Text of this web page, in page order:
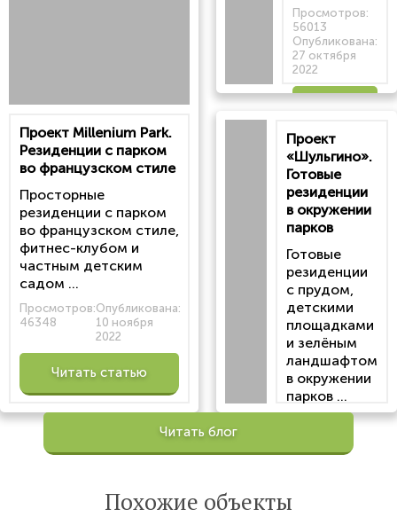
Проект Millenium Park.
Резиденции с парком
во французском стиле
Просторные
резиденции с парком
во французском стиле,
фитнес-клубом и
частным детским
садом ...
Просмотров:
46348
Опубликована:
10 ноября
2022
Читать статью
Просмотров:
56013
Опубликована:
27 октября
2022
статью
Проект
«Шульгино».
Готовые
резиденции
в окружении
парков
Готовые
резиденции
с прудом,
детскими
площадками
и зелёным
ландшафтом
в окружении
парков ...
Просмотров:
Опубликована:
Читать блог
Похожие объекты